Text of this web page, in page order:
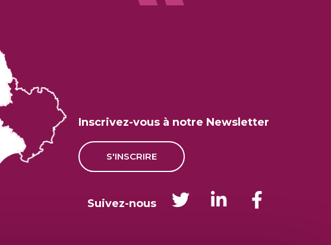
Inscrivez-vous à notre Newsletter
S'INSCRIRE
Suivez-nous